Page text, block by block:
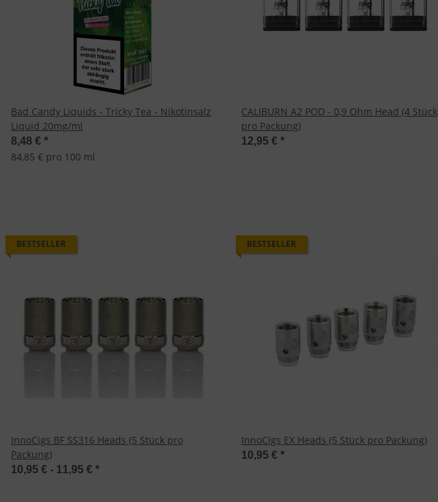
Bad Candy Liquids - Tricky Tea - Nikotinsalz
Liquid 20mg/ml
8,48 € *
84,85 € pro 100 ml
CALIBURN A2 POD - 0,9 Ohm Head (4 Stück
pro Packung)
12,95 € *
BESTSELLER
InnoCigs BF SS316 Heads (5 Stück pro
Packung)
10,95 € - 11,95 € *
BESTSELLER
InnoCigs EX Heads (5 Stück pro Packung)
10,95 € *